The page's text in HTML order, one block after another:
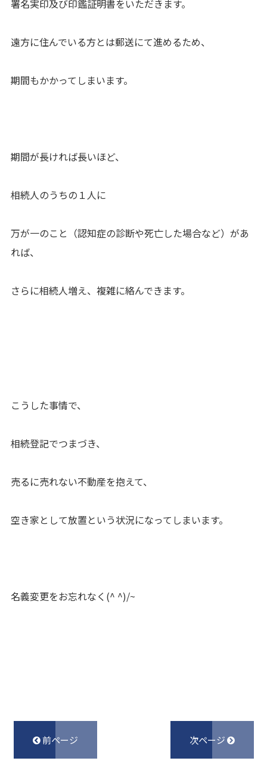
署名実印及び印鑑証明書をいただきます。
遠方に住んでいる方とは郵送にて進めるため、
期間もかかってしまいます。
期間が長ければ長いほど、
相続人のうちの１人に
万が一のこと（認知症の診断や死亡した場合など）があ
れば、
さらに相続人増え、複雑に絡んできます。
こうした事情で、
相続登記でつまづき、
売るに売れない不動産を抱えて、
空き家として放置という状況になってしまいます。
名義変更をお忘れなく(^ ^)/~
前ページ 次ページ